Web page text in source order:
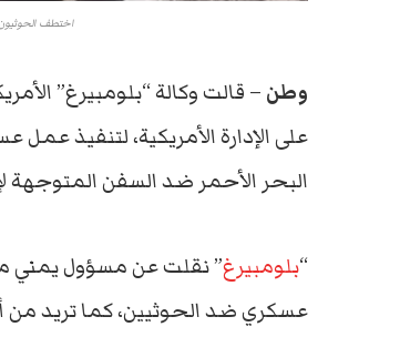
اختطف الحوثيون
وطن – قالت وكالة “بلومبيرغ”
على الإدارة الأمريكية، لتنفيذ
البحر الأحمر ضد السفن المتوجهة
“بلومبيرغ” نقلت عن مسؤول يمني
عسكري ضد الحوثيين، كما تريد من